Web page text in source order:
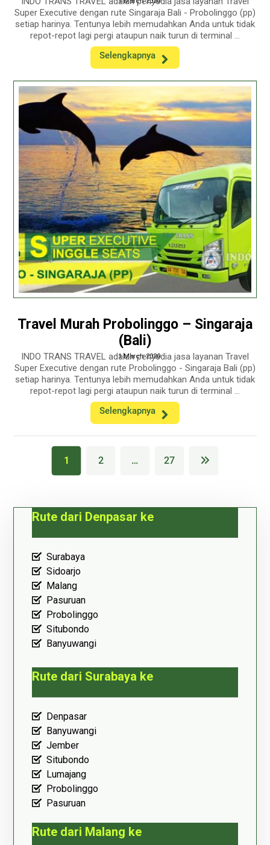
Super Executive dengan rute Singaraja Bali - Probolinggo (pp)
setiap harinya. Tentunya lebih memudahkan Anda untuk tidak
repot-repot lagi pergi ataupun naik turun di terminal ...
Selengkapnya
Travel Murah Probolinggo – Singaraja
(Bali)
1 March 2020
INDO TRANS TRAVEL adalah penyedia jasa layanan Travel
Super Executive dengan rute Probolinggo - Singaraja Bali (pp)
setiap harinya. Tentunya lebih memudahkan Anda untuk tidak
repot-repot lagi pergi ataupun naik turun di terminal ...
Selengkapnya
1 2 … 27
Rute dari Denpasar ke
Surabaya
Sidoarjo
Malang
Pasuruan
Probolinggo
Situbondo
Banyuwangi
Rute dari Surabaya ke
Denpasar
Banyuwangi
Jember
Situbondo
Lumajang
Probolinggo
Pasuruan
Rute dari Malang ke